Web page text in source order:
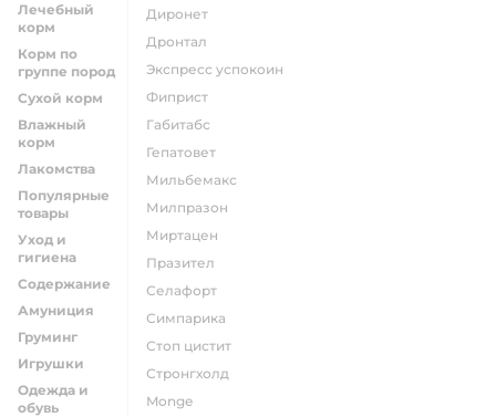
Лечебный
корм
Корм по
группе пород
Сухой корм
Влажный
корм
Лакомства
Популярные
товары
Уход и
гигиена
Содержание
Амуниция
Груминг
Игрушки
Одежда и
обувь
диронет
дронтал
экспресс успокоин
фиприст
габитабс
гепатовет
мильбемакс
милпразон
миртацен
празител
селафорт
симпарика
стоп цистит
стронгхолд
monge